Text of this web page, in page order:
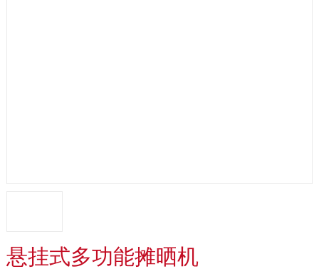
悬挂式多功能摊晒机